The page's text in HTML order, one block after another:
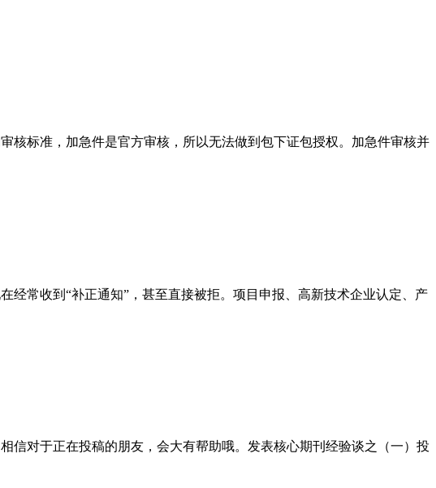
核标准，加急件是官方审核，所以无法做到包下证包授权。加急件审核并
常收到“补正通知”，甚至直接被拒。项目申报、高新技术企业认定、产
信对于正在投稿的朋友，会大有帮助哦。发表核心期刊经验谈之（一）投